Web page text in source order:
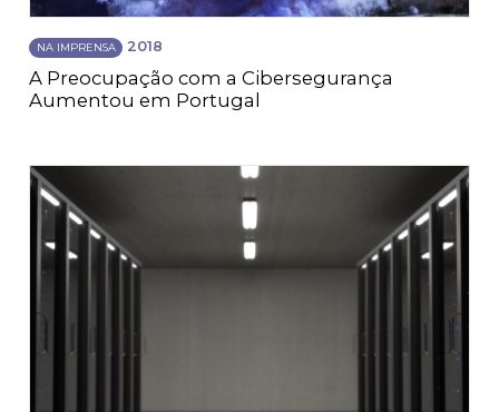
NA IMPRENSA 2018
A Preocupação com a Cibersegurança
Aumentou em Portugal